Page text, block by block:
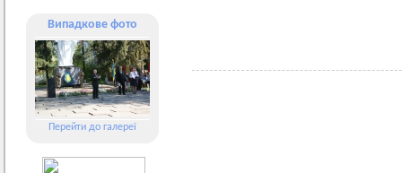
Випадкове фото
Перейти до галереї